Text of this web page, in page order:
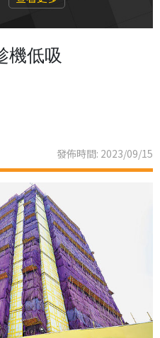
機低吸
發佈時間: 2023/09/15